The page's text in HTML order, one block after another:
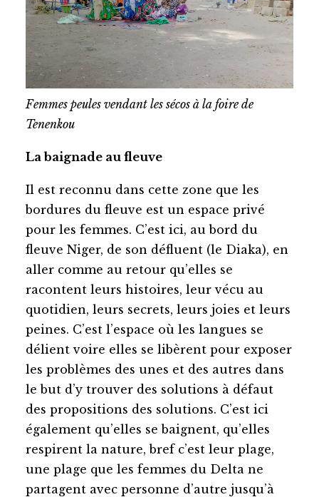
Femmes peules vendant les sécos à la foire de
Tenenkou
La baignade au fleuve
Il est reconnu dans cette zone que les
bordures du fleuve est un espace privé
pour les femmes. C’est ici, au bord du
fleuve Niger, de son défluent (le Diaka), en
aller comme au retour qu’elles se
racontent leurs histoires, leur vécu au
quotidien, leurs secrets, leurs joies et leurs
peines. C’est l’espace où les langues se
délient voire elles se libèrent pour exposer
les problèmes des unes et des autres dans
le but d’y trouver des solutions à défaut
des propositions des solutions. C’est ici
également qu’elles se baignent, qu’elles
respirent la nature, bref c’est leur plage,
une plage que les femmes du Delta ne
partagent avec personne d’autre jusqu’à